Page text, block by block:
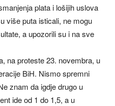
plata i lošijih uslova
više puta isticali, ne mogu
a upozorili su i na sve
na proteste 23. novembra, u
BiH. Nismo spremni
znam da igdje drugo u
ide od 1 do 1,5, a u